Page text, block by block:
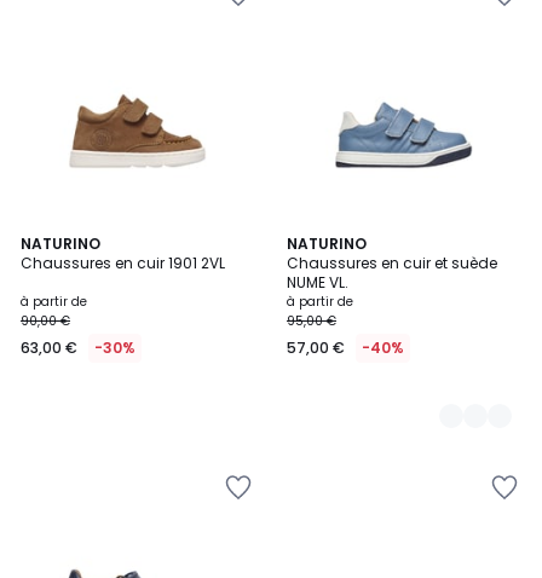
NATURINO
Chaussures en cuir 1901 2VL
à partir de
90,00 €
63,00 € -30%
NATURINO
Chaussures en cuir et suède
NUME VL.
à partir de
95,00 €
57,00 € -40%
3
Couleurs